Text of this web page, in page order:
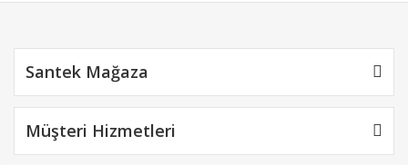
Santek Mağaza
Müşteri Hizmetleri